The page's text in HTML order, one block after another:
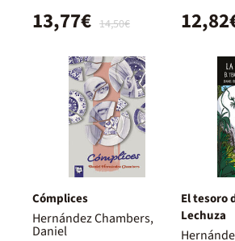
14,50€
13,77€
Cómplices
Hernández Chambers,
Daniel
El tesoro
Lechuza